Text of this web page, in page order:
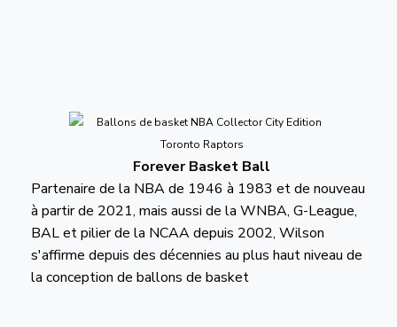
Forever Basket Ball
Partenaire de la NBA de 1946 à 1983 et de nouveau
à partir de 2021, mais aussi de la WNBA, G-League,
BAL et pilier de la NCAA depuis 2002, Wilson
s'affirme depuis des décennies au plus haut niveau de
la conception de ballons de basket